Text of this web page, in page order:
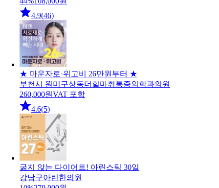
4.9(46)
★ 마운자로·위고비 26만원부터 ★
부천시 원미구상동더힐마취통증의학과의원
260,000원VAT 포함
4.6(5)
굶지 않는 다이어트! 아린스틱 30일
강남구아린한의원